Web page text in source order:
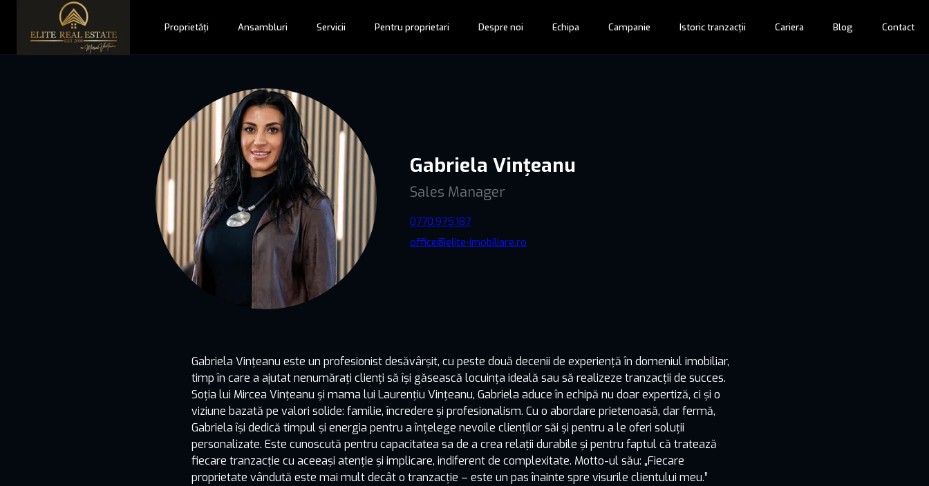
Proprietăți Ansambluri Servicii Pentru proprietari Despre noi Echipa Campanie Istoric tranzacții Cariera Blog Contact
Gabriela Vințeanu
Sales Manager
0770.975.187
office@elite-imobiliare.ro
Gabriela Vințeanu este un profesionist desăvârșit, cu peste două decenii de experiență în domeniul imobiliar,
timp în care a ajutat nenumărați clienți să își găsească locuința ideală sau să realizeze tranzacții de succes.
Soția lui Mircea Vințeanu și mama lui Laurențiu Vințeanu, Gabriela aduce în echipă nu doar expertiză, ci și o
viziune bazată pe valori solide: familie, încredere și profesionalism. Cu o abordare prietenoasă, dar fermă,
Gabriela își dedică timpul și energia pentru a înțelege nevoile clienților săi și pentru a le oferi soluții
personalizate. Este cunoscută pentru capacitatea sa de a crea relații durabile și pentru faptul că tratează
fiecare tranzacție cu aceeași atenție și implicare, indiferent de complexitate. Motto-ul său: „Fiecare
proprietate vândută este mai mult decât o tranzacție – este un pas înainte spre visurile clientului meu.”